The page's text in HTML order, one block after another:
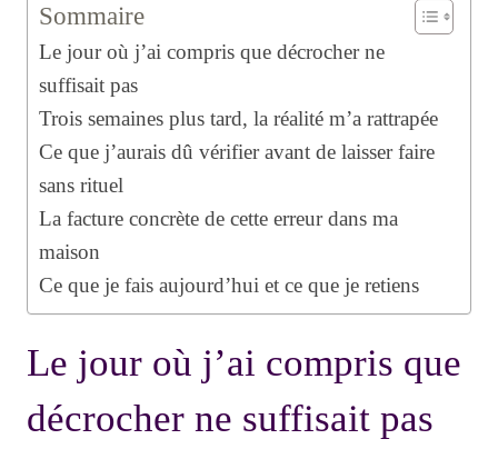
Sommaire
Le jour où j’ai compris que décrocher ne
suffisait pas
Trois semaines plus tard, la réalité m’a rattrapée
Ce que j’aurais dû vérifier avant de laisser faire
sans rituel
La facture concrète de cette erreur dans ma
maison
Ce que je fais aujourd’hui et ce que je retiens
Le jour où j’ai compris que
décrocher ne suffisait pas